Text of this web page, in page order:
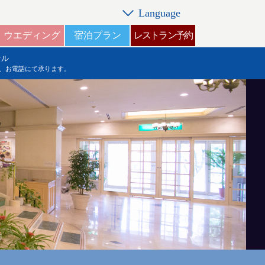
ウエディング 宿泊プラン レストラン予約
Language
電話にて承ります。